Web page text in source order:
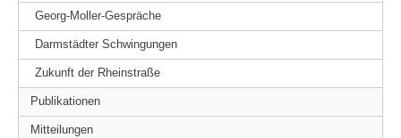
Georg-Moller-Gespräche
Darmstädter Schwingungen
Zukunft der Rheinstraße
Publikationen
Mitteilungen